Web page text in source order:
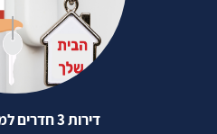
דירות 3 חדרים למכירה בחיפה